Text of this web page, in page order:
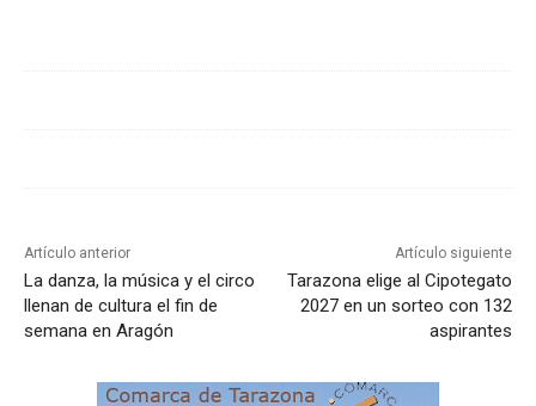
Artículo anterior
La danza, la música y el circo
llenan de cultura el fin de
semana en Aragón
Artículo siguiente
Tarazona elige al Cipotegato
2027 en un sorteo con 132
aspirantes